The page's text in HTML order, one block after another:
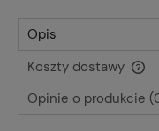
Opis
Koszty dostawy
Cena nie zawiera
Opinie o produkcie